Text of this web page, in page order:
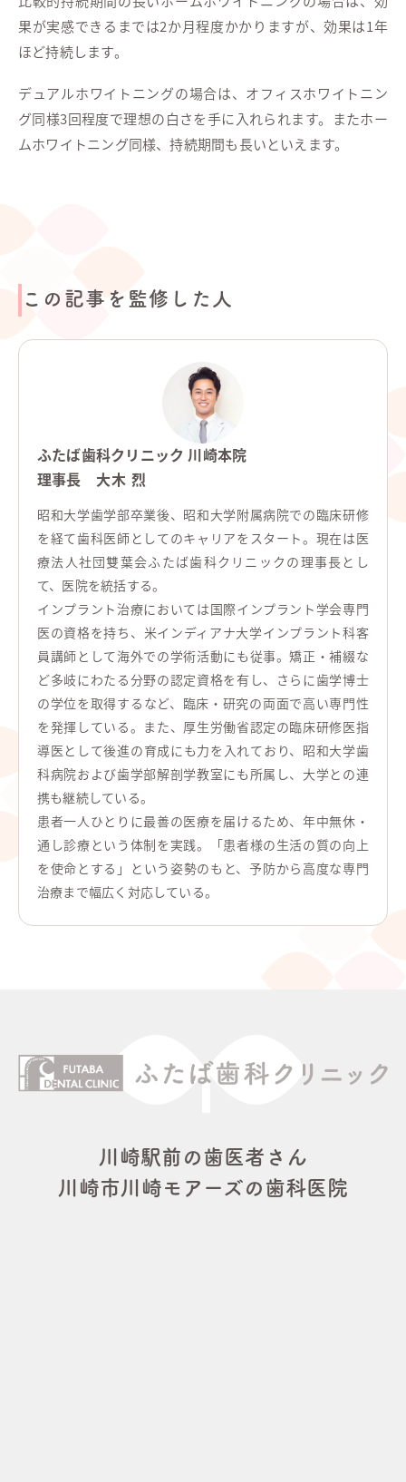
果が実感できるまでは2か月程度かかりますが、効果は1年
ほど持続します。
デュアルホワイトニングの場合は、オフィスホワイトニン
グ同様3回程度で理想の白さを手に入れられます。またホー
ムホワイトニング同様、持続期間も長いといえます。
この記事を監修した人
ふたば歯科クリニック 川崎本院
理事長 大木 烈
昭和大学歯学部卒業後、昭和大学附属病院での臨床研修
を経て歯科医師としてのキャリアをスタート。現在は医
療法人社団雙葉会ふたば歯科クリニックの理事長とし
て、医院を統括する。
インプラント治療においては国際インプラント学会専門
医の資格を持ち、米インディアナ大学インプラント科客
員講師として海外での学術活動にも従事。矯正・補綴な
ど多岐にわたる分野の認定資格を有し、さらに歯学博士
の学位を取得するなど、臨床・研究の両面で高い専門性
を発揮している。また、厚生労働省認定の臨床研修医指
導医として後進の育成にも力を入れており、昭和大学歯
科病院および歯学部解剖学教室にも所属し、大学との連
携も継続している。
患者一人ひとりに最善の医療を届けるため、年中無休・
通し診療という体制を実践。「患者様の生活の質の向上
を使命とする」という姿勢のもと、予防から高度な専門
治療まで幅広く対応している。
川崎駅前の歯医者さん
川崎市川崎モアーズの歯科医院